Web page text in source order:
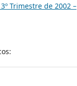
Trimestre de 2002 –